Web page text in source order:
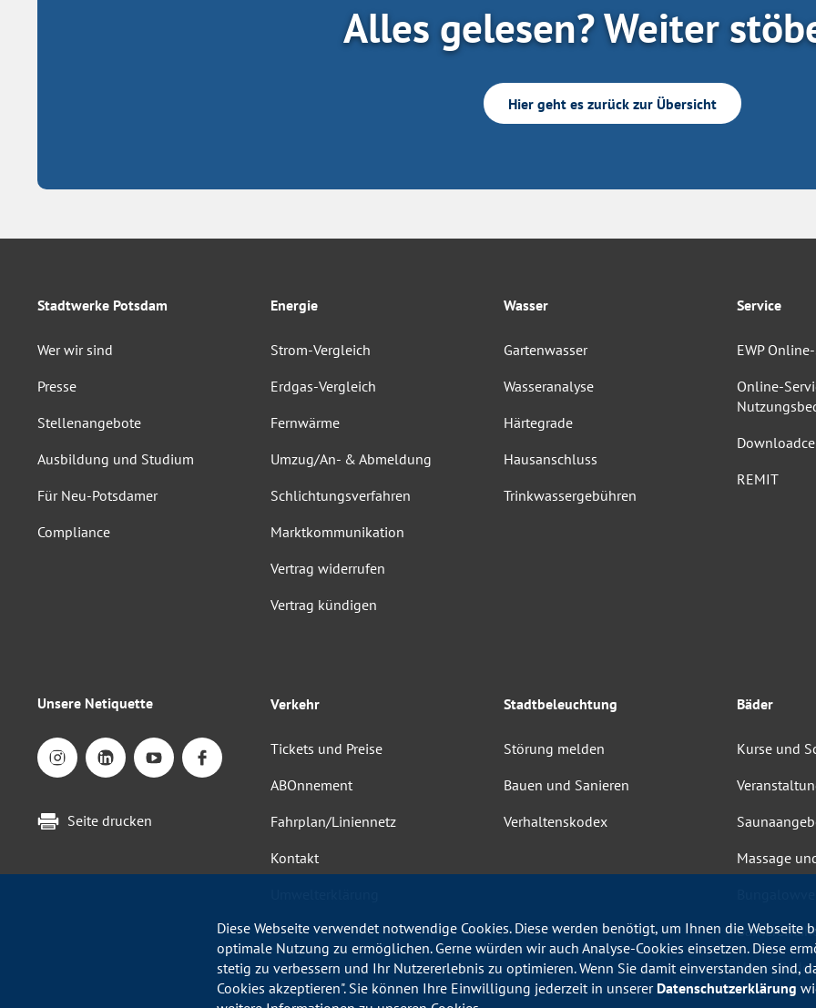
Alles gelesen? Weiter
Hier geht es zurück zur Übersicht
Stadtwerke Potsdam
Wer wir sind
Presse
Stellenangebote
Ausbildung und Studium
Für Neu-Potsdamer
Compliance
Energie
Strom-Vergleich
Erdgas-Vergleich
Fernwärme
Umzug/An- & Abmeldung
Schlichtungsverfahren
Marktkommunikation
Vertrag widerrufen
Vertrag kündigen
Wasser
Gartenwasser
Wasseranalyse
Härtegrade
Hausanschluss
Trinkwassergebühren
Verkehr
Tickets und Preise
ABOnnement
Fahrplan/Liniennetz
Kontakt
Bäder
Kurse und
Massage
Haus-,
Stadtbeleuchtung
Störung melden
Bauen und Sanieren
Verhaltenskodex
Service
EWP
Online-
REMIT
Unsere Netiquette
Seite drucken
Diese Webseite verwendet notwendige Cookies. Diese werden benötigt, um Ihnen die Webseite
optimale Nutzung zu ermöglichen. Gerne würden wir auch Analyse-Cookies einsetzen. Diese
stetig zu verbessern und Ihr Nutzererlebnis zu optimieren. Wenn Sie damit einverstanden sind,
Cookies akzeptieren". Sie können Ihre Einwilligung jederzeit in unserer Datenschutzerklärung